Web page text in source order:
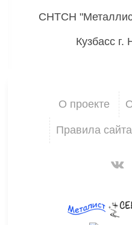
СНТСН
Кузбасс г.
О проекте
Правила сайта